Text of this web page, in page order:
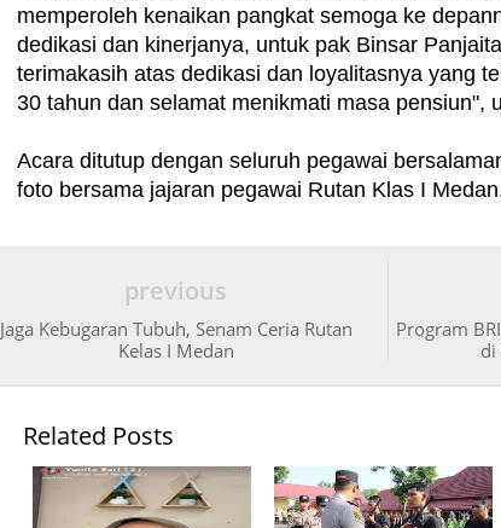
memperoleh kenaikan pangkat semoga ke
dedikasi dan kinerjanya, untuk pak Binsar
terimakasih atas dedikasi dan loyalitasnya yang
30 tahun dan selamat menikmati masa pensiun",
Acara ditutup dengan seluruh pegawai
foto bersama jajaran pegawai Rutan Klas I
Program
di
previous
Jaga Kebugaran Tubuh, Senam Ceria Rutan
Kelas I Medan
Related Posts